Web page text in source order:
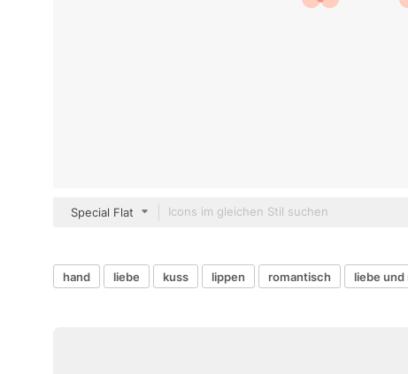
Special Flat
hand liebe kuss lippen romantisch liebe